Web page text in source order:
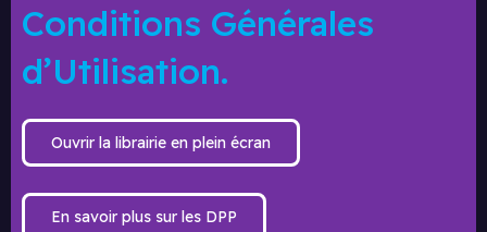
Conditions Générales
d’Utilisation.
Ouvrir la librairie en plein écran
En savoir plus sur les DPP